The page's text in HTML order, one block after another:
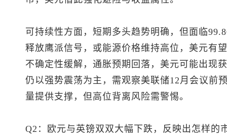
可持续性方面，短期多头趋势明确，但面临
释放鹰派信号，或能源价格维持高位，美元有
不确定性缓解，通胀预期回落，美元可能出现
仍以强势震荡为主，需观察美联储12月会议前
量提供支撑，但高位背离风险需警惕。
Q2：欧元与英镑双双大幅下跌，反映出怎样的